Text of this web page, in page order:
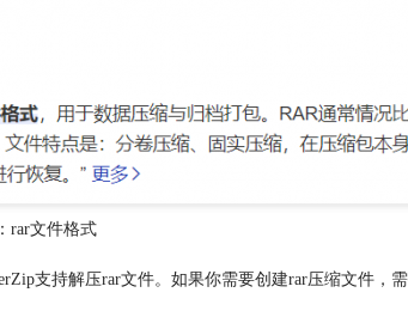
rar文件格式
支持解压rar文件。如果你需要创建rar压缩文件，